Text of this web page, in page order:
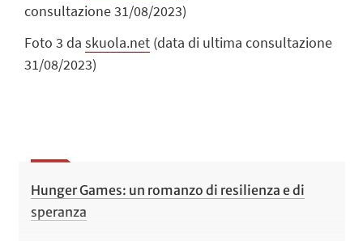
consultazione 31/08/2023)
Foto 3 da skuola.net (data di ultima consultazione
31/08/2023)
Hunger Games: un romanzo di resilienza e di
speranza